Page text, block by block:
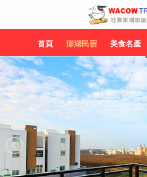
首頁 澎湖民宿 美食名產